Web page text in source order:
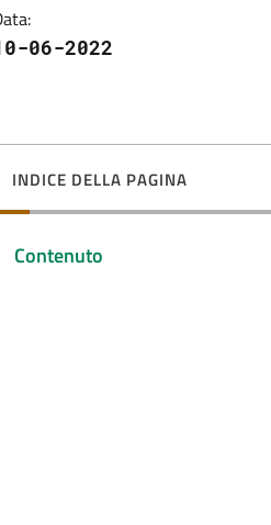
:
06-2022
INDICE DELLA PAGINA
Contenuto